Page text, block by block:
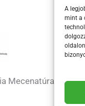
A
mint a
Mecenatúra